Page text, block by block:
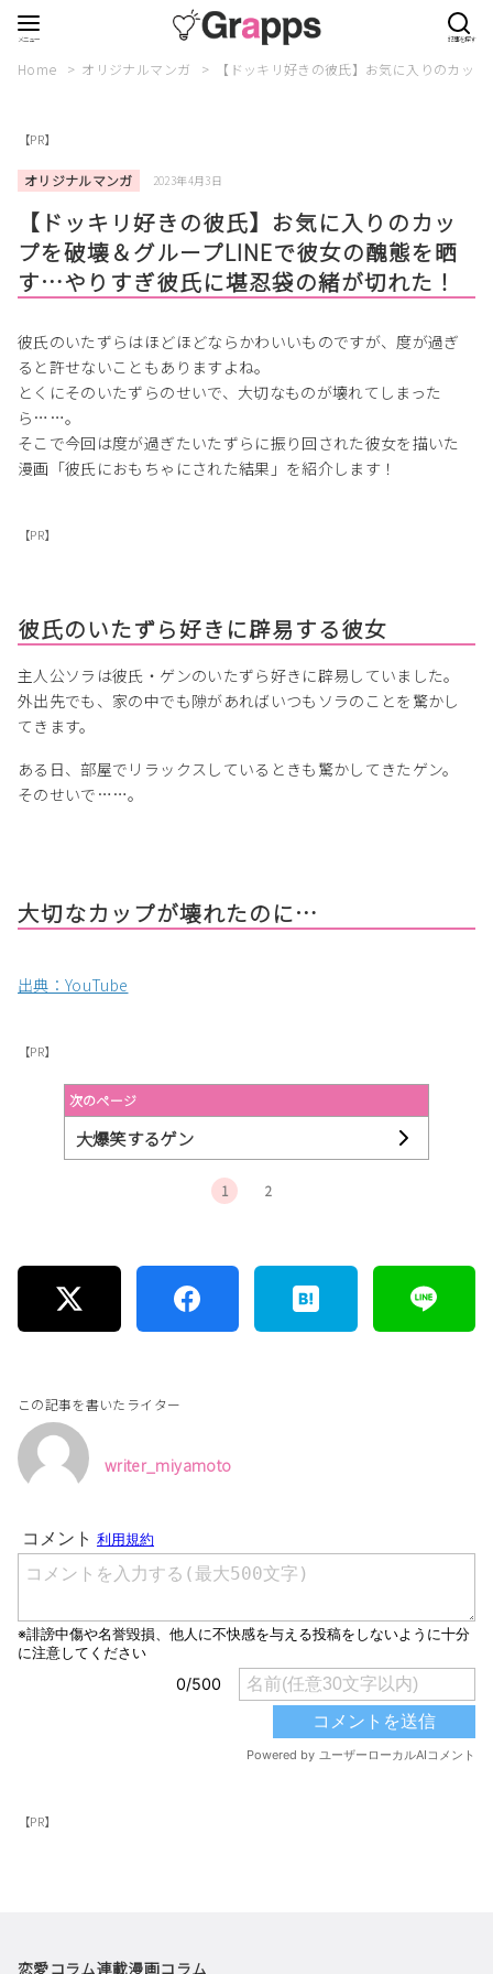
Home オリジナルマンガ 【ドッキリ好きの彼氏】お気に入りのカッ
【PR】
オリジナルマンガ 2023年4月3日
【ドッキリ好きの彼氏】お気に入りのカッ
プを破壊＆グループLINEで彼女の醜態を晒
す…やりすぎ彼氏に堪忍袋の緒が切れた！
彼氏のいたずらはほどほどならかわいいものですが、度が過ぎ
ると許せないこともありますよね。
とくにそのいたずらのせいで、大切なものが壊れてしまった
ら……。
そこで今回は度が過ぎたいたずらに振り回された彼女を描いた
漫画「彼氏におもちゃにされた結果」を紹介します！
【PR】
彼氏のいたずら好きに辟易する彼女
主人公ソラは彼氏・ゲンのいたずら好きに辟易していました。
外出先でも、家の中でも隙があればいつもソラのことを驚かし
てきます。
ある日、部屋でリラックスしているときも驚かしてきたゲン。
そのせいで……。
大切なカップが壊れたのに…
出典：YouTube
【PR】
次のページ
大爆笑するゲン
1 2
この記事を書いたライター
writer_miyamoto
【PR】
恋愛コラム連載漫画コラム